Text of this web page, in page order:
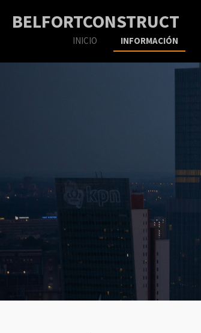
BELFORTCONSTRUCT
INICIO INFORMACIÓN